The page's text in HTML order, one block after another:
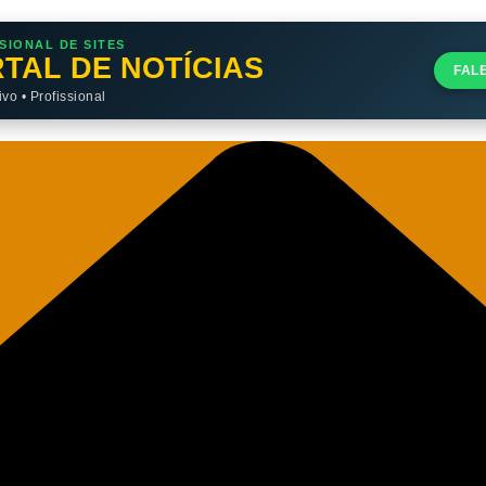
DE SITES
DE NOTÍCIAS
• Profissional